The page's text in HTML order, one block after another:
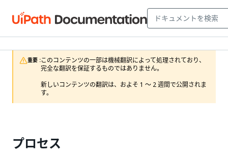
重要 :このコンテンツの一部は機械翻訳によって処理されており、
完全な翻訳を保証するものではありません。
新しいコンテンツの翻訳は、およそ 1 ～ 2 週間で公開されま
す。
プロセス